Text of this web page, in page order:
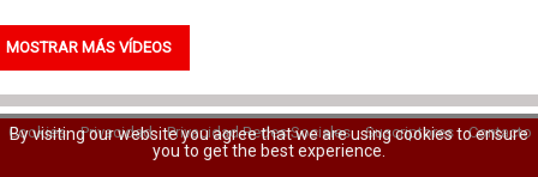
MOSTRAR MÁS VÍDEOS
Cookies Privacidad Privacidad Redes Sociales Suscriptores Contacto
By visiting our website you agree that we are using cookies to ensure
you to get the best experience.